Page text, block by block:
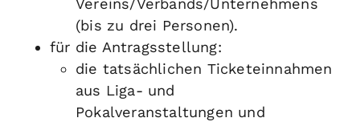
(bis zu drei Personen).
für die Antragsstellung:
die tatsächlichen Ticketeinnahmen
aus Liga- und
Pokalveranstaltungen und